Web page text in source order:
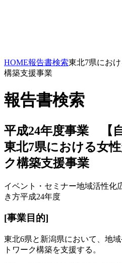
HOME報告書検索東北7県にお
構築支援事業
報告書検索
平成24年度事業 【自
東北7県における女
ク構築支援事業
イベント・セミナー地域活性化
き方平成24年度
[事業目的]
東北6県と新潟県において、地
トワーク構築を支援する。